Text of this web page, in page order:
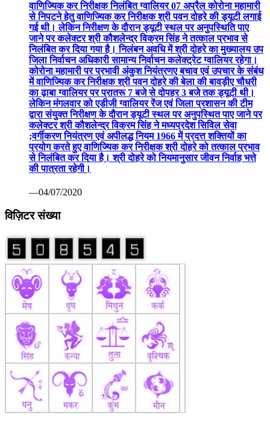
वाणिज्यिक कर निरीक्षक निलंबित ग्वालियर 07 अप्रैल कोरोना महामारी
से निपटने हेतु वाणिज्यिक कर निरीक्षक श्री पवन दोहरे की ड्यूटी लगाई
गई थी। लेकिन निरीक्षण के दौरान ड्यूटी स्थल पर अनुपस्थिति पाए
जाने पर कलेक्टर श्री कौशलेन्द्र विक्रम सिंह ने तत्काल प्रभाव से
निलंबित कर दिया गया है। निलंबन अवधि में श्री दोहरे का मुख्यालय उप
जिला निर्वाचन अधिकारी सामान्य निर्वाचन कलेक्ट्रेट ग्वालियर रहेगा।
कोरोना महामारी पर प्रभावी अंकुश नियंत्रणए बचाव एवं उपचार के संबंध
में वाणिज्यिक कर निरीक्षक श्री पवन दोहरे की बेला की बावड़ीए चौधरी
का ढ़ाबा ग्वालियर पर प्रातरू 7 बजे से दोपहर 3 बजे तक ड्यूटी थी।
लेकिन मंगलवार को एडीजी ग्वालियर रेंज एवं जिला प्रशासन की टीम
द्वारा संयुक्त निरीक्षण के दौरान ड्यूटी स्थल पर अनुपस्थित पाए जाने पर
कलेक्टर श्री कौशलेन्द्र विक्रम सिंह ने मध्यप्रदेश सिविल सेवा
;वर्गीकरण नियंत्रण एवं अपीलद्ध नियम 1966 में प्रदत्त शक्तियों का
प्रयोग करते हुए वाणिज्यिक कर निरीक्षक श्री दोहरे को तत्काल प्रभाव
से निलंबित कर दिया है। श्री दोहरे को नियमानुसार जीवन निर्वाह भत्ते
की पात्रता रहेगी।
—04/07/2020
विज़िटर संख्या